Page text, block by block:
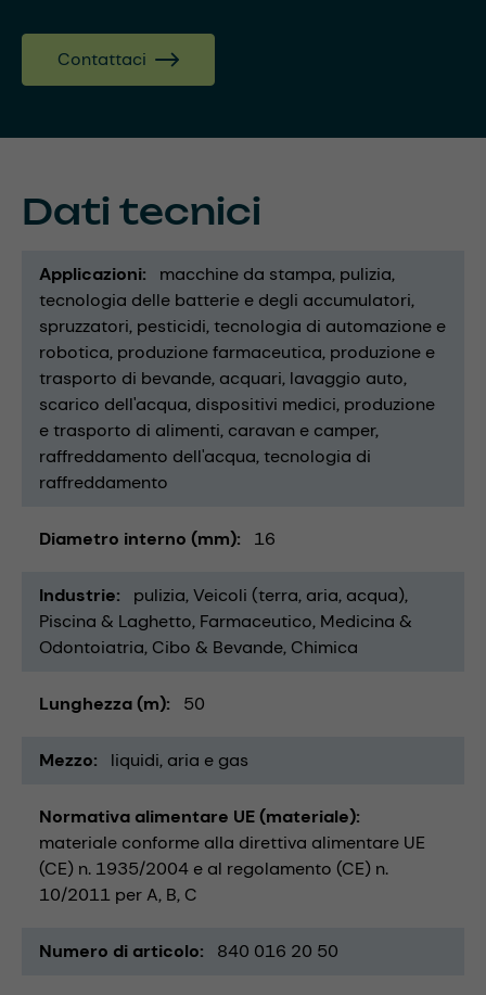
Contattaci
Dati tecnici
Applicazioni macchine da stampa pulizia
tecnologia delle batterie e degli accumulatori
spruzzatori pesticidi tecnologia di automazione e
robotica produzione farmaceutica produzione e
trasporto di bevande acquari lavaggio auto
scarico dell'acqua dispositivi medici produzione
e trasporto di alimenti caravan e camper
raffreddamento dell'acqua tecnologia di
raffreddamento
Diametro interno (mm) 16
Industrie pulizia Veicoli (terra, aria, acqua)
Piscina & Laghetto Farmaceutico Medicina &
Odontoiatria Cibo & Bevande Chimica
Lunghezza (m) 50
Mezzo liquidi aria e gas
Normativa alimentare UE (materiale)
materiale conforme alla direttiva alimentare UE
(CE) n. 1935/2004 e al regolamento (CE) n.
10/2011 per A, B, C
Numero di articolo 840 016 20 50